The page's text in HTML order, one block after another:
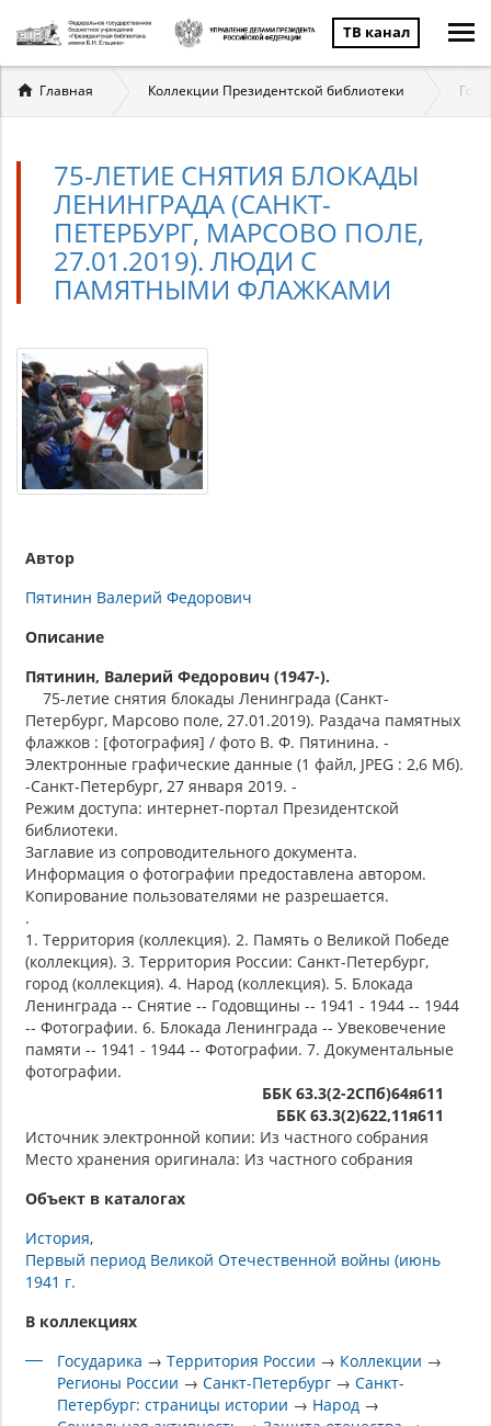
ТВ канал
Вы
здесь
Главная Коллекции Президентской библиотеки
75-ЛЕТИЕ СНЯТИЯ БЛОКАДЫ
ЛЕНИНГРАДА (САНКТ-
ПЕТЕРБУРГ, МАРСОВО ПОЛЕ,
27.01.2019). ЛЮДИ С
ПАМЯТНЫМИ ФЛАЖКАМИ
Автор
Пятинин Валерий Федорович
Описание
Пятинин, Валерий Федорович (1947-).
75-летие снятия блокады Ленинграда (Санкт-
Петербург, Марсово поле, 27.01.2019). Раздача памятных
флажков : [фотография] / фото В. Ф. Пятинина. -
Электронные графические данные (1 файл, JPEG : 2,6 Мб).
-Санкт-Петербург, 27 января 2019. -
Режим доступа: интернет-портал Президентской
библиотеки.
Заглавие из сопроводительного документа.
Информация о фотографии предоставлена автором.
Копирование пользователями не разрешается.
.
1. Территория (коллекция). 2. Память о Великой Победе
(коллекция). 3. Территория России: Санкт-Петербург,
город (коллекция). 4. Народ (коллекция). 5. Блокада
Ленинграда -- Снятие -- Годовщины -- 1941 - 1944 -- 1944
-- Фотографии. 6. Блокада Ленинграда -- Увековечение
памяти -- 1941 - 1944 -- Фотографии. 7. Документальные
фотографии.
ББК 63.3(2-2СПб)64я611
ББК 63.3(2)622,11я611
Источник электронной копии: Из частного собрания
Место хранения оригинала: Из частного собрания
Объект в каталогах
История
Первый период Великой Отечественной войны (июнь
1941 г.
В коллекциях
Государика →Территория России → Коллекции →
Регионы России →Санкт-Петербург →Санкт-
Петербург: страницы истории → Народ →